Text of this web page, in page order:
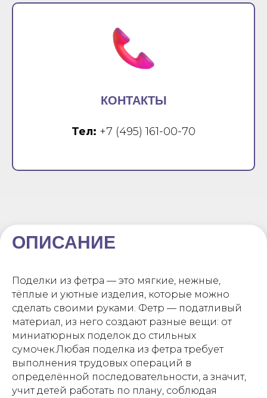
КОНТАКТЫ
Тел: +7 (495) 161-00-70
ОПИСАНИЕ
Поделки из фетра — это мягкие, нежные,
тёплые и уютные изделия, которые можно
сделать своими руками. Фетр — податливый
материал, из него создают разные вещи: от
миниатюрных поделок до стильных
сумочек.Любая поделка из фетра требует
выполнения трудовых операций в
определённой последовательности, а значит,
учит детей работать по плану, соблюдая